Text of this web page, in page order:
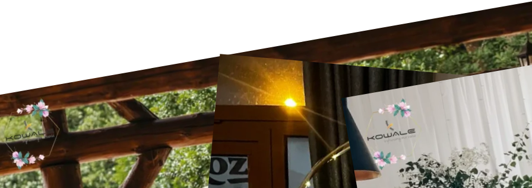
Łuki Ślubne Kowale